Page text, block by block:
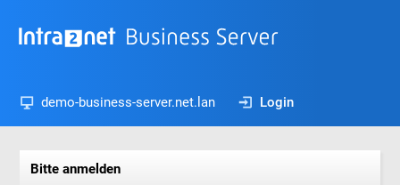
demo-business-server.net.lan Login
Bitte anmelden